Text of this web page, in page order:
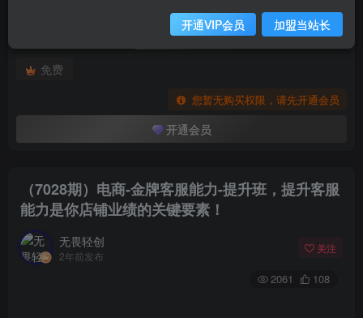
此内容为付费阅读，请付费后查看
会员专属资源
免费
您暂无购买权限，请先开通会员
开通会员
（7028期）电商-金牌客服能力-提升班，提升客服
能力是你店铺业绩的关键要素！
无畏轻创
2年前发布
关注
2061 108
开通VIP会员 加盟当站长